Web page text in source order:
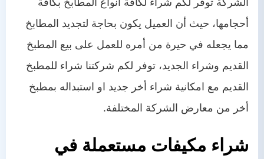
أحجامها، حيث أن العميل يكون بحاجة لتجديد المطابخ
مما يجعله في حيرة من أمره للعمل على بيع المطبخ
القديم وشراء الجديد، توفر لكم شركتنا شراء للمطبخ
القديم مع امكانية شراء أخر جديد او استبداله بمطبخ
أخر من معارض الشركة المختلفة.
شراء مكيفات مستعملة في